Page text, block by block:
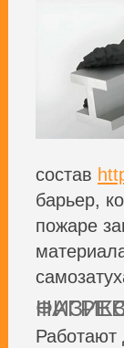
состав
барьер,
пожаре
ФИЗИКО-ХИМИЧЕСКИЙ БАРЬЕР: РЕАКЦИЯ НА